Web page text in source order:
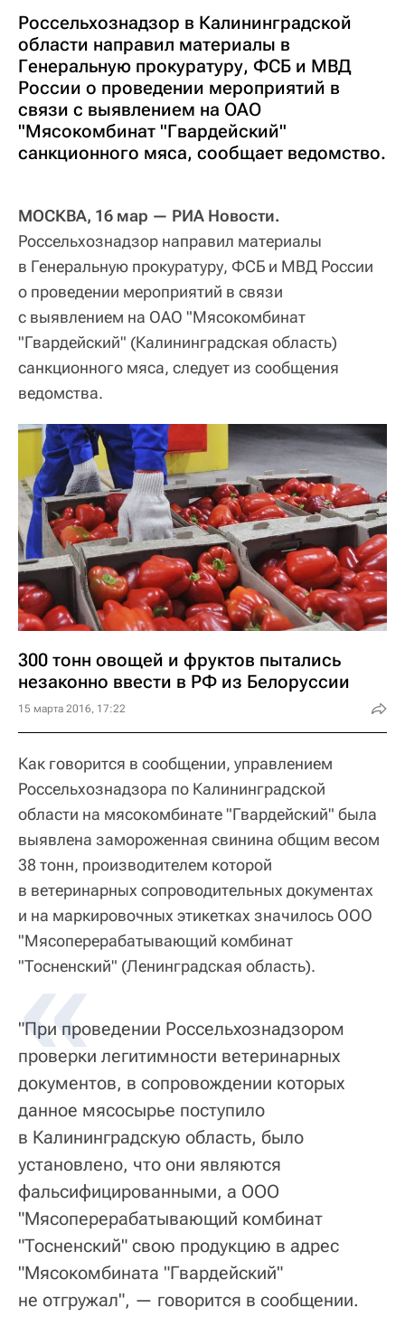
Россельхознадзор в Калининградской
области направил материалы в
Генеральную прокуратуру, ФСБ и МВД
России о проведении мероприятий в
связи с выявлением на ОАО
"Мясокомбинат "Гвардейский"
санкционного мяса, сообщает ведомство.
МОСКВА, 16 мар — РИА Новости.
Россельхознадзор направил материалы
в Генеральную прокуратуру, ФСБ и МВД России
о проведении мероприятий в связи
с выявлением на ОАО "Мясокомбинат
"Гвардейский" (Калининградская область)
санкционного мяса, следует из сообщения
ведомства.
300 тонн овощей и фруктов пытались
незаконно ввести в РФ из Белоруссии
15 марта 2016, 17:22
Как говорится в сообщении, управлением
Россельхознадзора по Калининградской
области на мясокомбинате "Гвардейский" была
выявлена замороженная свинина общим весом
38 тонн, производителем которой
в ветеринарных сопроводительных документах
и на маркировочных этикетках значилось ООО
"Мясоперерабатывающий комбинат
"Тосненский" (Ленинградская область).
"При проведении Россельхознадзором
проверки легитимности ветеринарных
документов, в сопровождении которых
данное мясосырье поступило
в Калининградскую область, было
установлено, что они являются
фальсифицированными, а ООО
"Мясоперерабатывающий комбинат
"Тосненский" свою продукцию в адрес
"Мясокомбината "Гвардейский"
не отгружал", — говорится в сообщении.